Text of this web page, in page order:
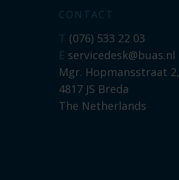
CONTACT
T (076) 533 22 03
E servicedesk@buas.nl
Mgr. Hopmansstraat 2,
4817 JS Breda
The Netherlands